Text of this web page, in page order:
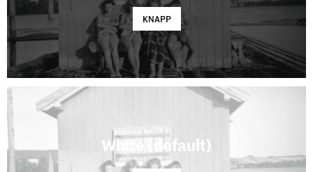
KNAPP
White (default)